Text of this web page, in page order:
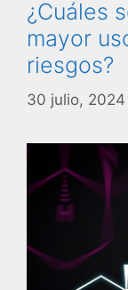
¿Cuáles
mayor
riesgos?
30 julio, 2024